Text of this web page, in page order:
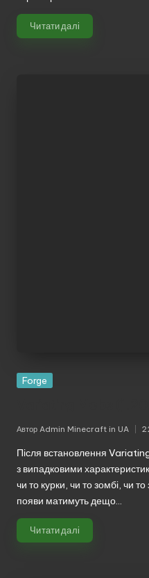
Читати далі
Forge
Опубліковано
Автор Admin Minecraft in UA
Після встановлення
з випадковими
чи то курки, чи то зомбі, чи то
появи матимуть дещо…
Читати далі